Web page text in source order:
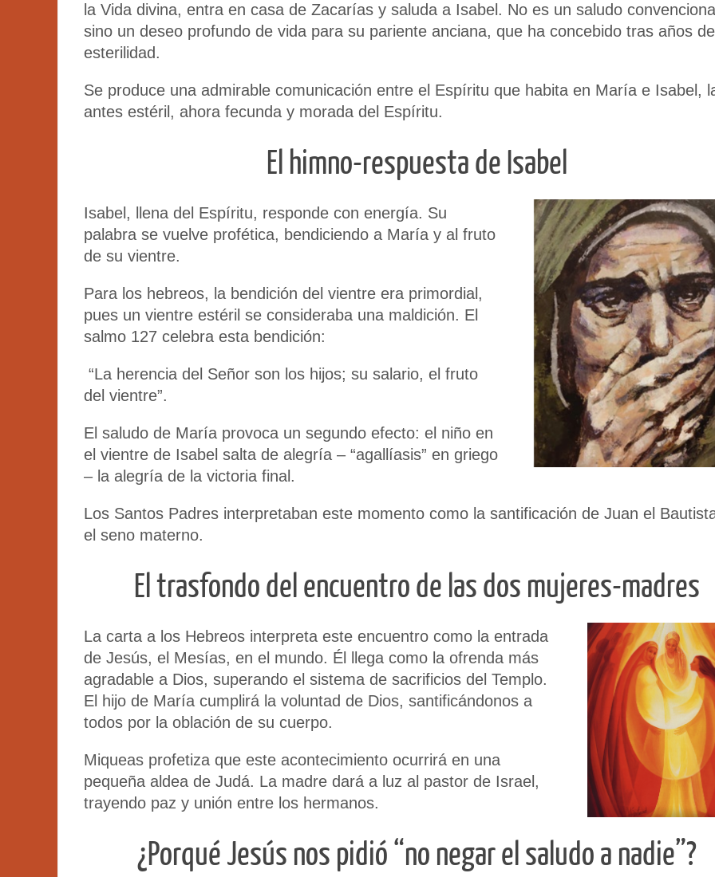
la Vida divina, entra en casa de Zacarías y saluda a Isabel. No es un saludo
sino un deseo profundo de vida para su pariente anciana, que ha concebido tras años de
esterilidad.
Se produce una admirable comunicación entre el Espíritu que habita en María e Isabel,
antes estéril, ahora fecunda y morada del Espíritu.
El himno-respuesta de Isabel
Isabel, llena del Espíritu, responde con energía. Su
palabra se vuelve profética, bendiciendo a María y al fruto
de su vientre.
Para los hebreos, la bendición del vientre era primordial,
pues un vientre estéril se consideraba una maldición. El
salmo 127 celebra esta bendición:
“La herencia del Señor son los hijos; su salario, el fruto
del vientre”.
El saludo de María provoca un segundo efecto: el niño en
el vientre de Isabel salta de alegría – “agallíasis” en griego
– la alegría de la victoria final.
Los Santos Padres interpretaban este momento como la santificación de Juan el
el seno materno.
El trasfondo del encuentro de las dos mujeres-madres
La carta a los Hebreos interpreta este encuentro como la entrada
de Jesús, el Mesías, en el mundo. Él llega como la ofrenda más
agradable a Dios, superando el sistema de sacrificios del Templo.
El hijo de María cumplirá la voluntad de Dios, santificándonos a
todos por la oblación de su cuerpo.
Miqueas profetiza que este acontecimiento ocurrirá en una
pequeña aldea de Judá. La madre dará a luz al pastor de Israel,
trayendo paz y unión entre los hermanos.
¿Porqué Jesús nos pidió “no negar el saludo a nadie”?